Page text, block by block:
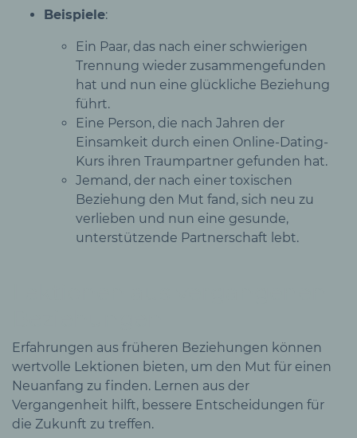
Beispiele:
Ein Paar, das nach einer schwierigen
Trennung wieder zusammengefunden
hat und nun eine glückliche Beziehung
führt.
Eine Person, die nach Jahren der
Einsamkeit durch einen Online-Dating-
Kurs ihren Traumpartner gefunden hat.
Jemand, der nach einer toxischen
Beziehung den Mut fand, sich neu zu
verlieben und nun eine gesunde,
unterstützende Partnerschaft lebt.
Erfahrungen aus früheren Beziehungen können
wertvolle Lektionen bieten, um den Mut für einen
Neuanfang zu finden. Lernen aus der
Vergangenheit hilft, bessere Entscheidungen für
die Zukunft zu treffen.